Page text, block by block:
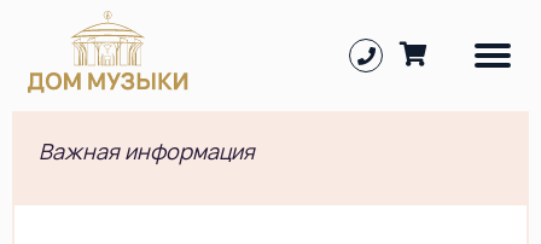
Важная информация